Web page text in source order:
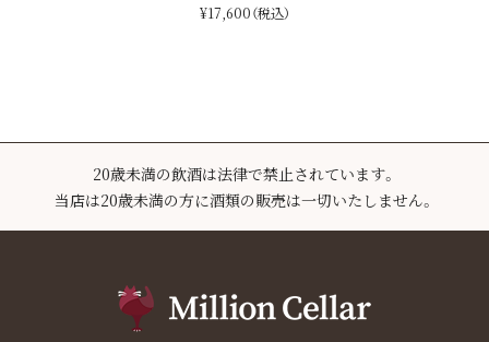
¥17,600（税込）
20歳未満の飲酒は法律で禁止されています。
当店は20歳未満の方に酒類の販売は一切いたしません。